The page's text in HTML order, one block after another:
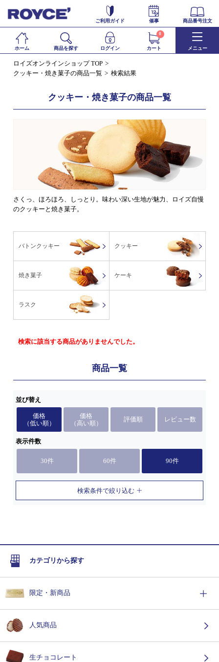
ご利用ガイド 催事 商品番号注文
ホーム 商品を探す ログイン カート
0
メニュー
ロイズオンラインショップ TOP
クッキー・焼き菓子の商品一覧
検索結果
クッキー・焼き菓子の商品一覧
さくっ、ほろほろ、しっとり。味わい深い生地が魅力、ロイズ自慢
のクッキーと焼き菓子。
バトンクッキー クッキー
焼き菓子 ケーキ
ラスク
検索に該当する商品がありませんでした。
商品一覧
並び替え
価格
（低い順）
価格
（高い順）
評価順 レビュー数
表示件数
30件 60件 90件
検索条件で絞り込む
カテゴリから探す
限定・新商品
人気商品
生チョコレート